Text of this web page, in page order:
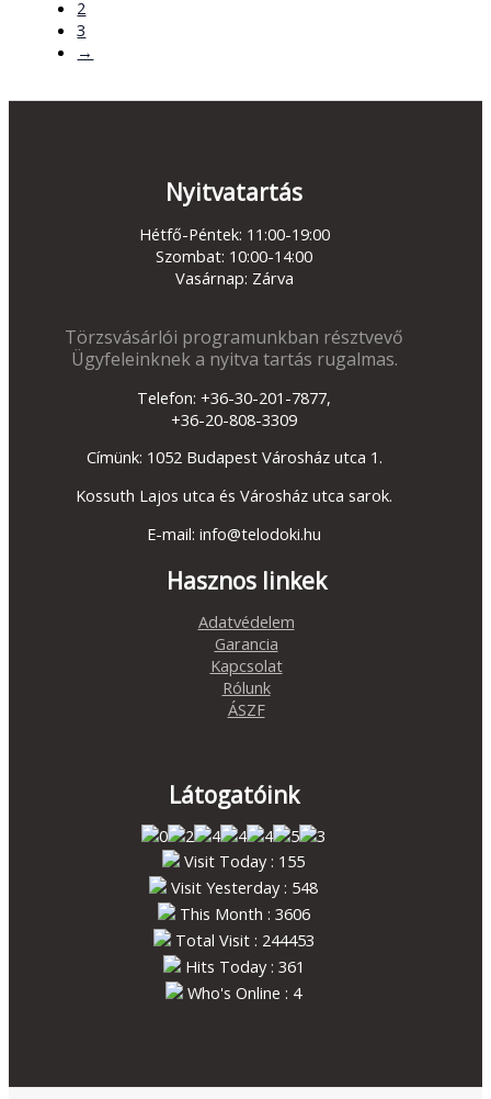
2
3
→
Nyitvatartás
Hétfő-Péntek: 11:00-19:00
Szombat: 10:00-14:00
Vasárnap: Zárva
Törzsvásárlói programunkban résztvevő
Ügyfeleinknek a nyitva tartás rugalmas.
Telefon: +36-30-201-7877,
+36-20-808-3309
Címünk: 1052 Budapest Városház utca 1.
Kossuth Lajos utca és Városház utca sarok.
E-mail: info@telodoki.hu
Hasznos linkek
Adatvédelem
Garancia
Kapcsolat
Rólunk
ÁSZF
Látogatóink
Visit Today : 155
Visit Yesterday : 548
This Month : 3606
Total Visit : 244453
Hits Today : 361
Who's Online : 4